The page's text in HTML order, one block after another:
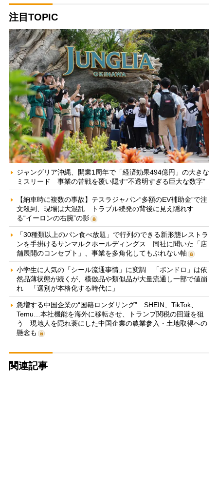
注目TOPIC
ジャングリア沖縄、開業1周年で「経済効果494億円」の大きな
ミスリード 事業の苦戦を覆い隠す“不透明すぎる巨大な数字”
【納車時に複数の事故】テスラジャパン“多額のEV補助金”で注
文殺到、現場は大混乱 トラブル続発の背後に見え隠れす
る“イーロンの右腕”の影
「30種類以上のパン食べ放題」で行列のできる新形態レストラ
ンを手掛けるサンマルクホールディングス 同社に聞いた「店
舗展開のコンセプト」、事業を多角化してもぶれない軸
小学生に人気の「シール流通事情」に変調 「ボンドロ」は依
然品薄状態が続くが、模倣品や類似品が大量流通し一部で値崩
れ 「選別が本格化する時代に」
急増する中国企業の“国籍ロンダリング” SHEIN、TikTok、
Temu…本社機能を海外に移転させ、トランプ関税の回避を狙
う 現地人を隠れ蓑にした中国企業の農業参入・土地取得への
懸念も
関連記事